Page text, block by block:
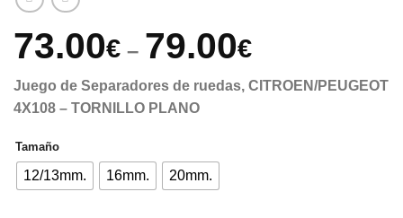
73.00€ – 79.00€
Juego de Separadores de ruedas, CITROEN/PEUGEOT
4X108 – TORNILLO PLANO
Tamaño
12/13mm. 16mm. 20mm.